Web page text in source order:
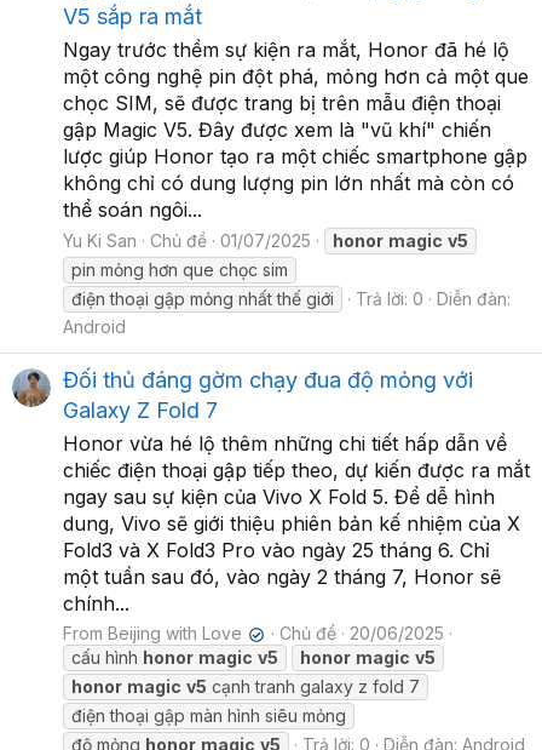
V5 sắp ra mắt
Ngay trước thềm sự kiện ra mắt, Honor đã hé lộ
một công nghệ pin đột phá, mỏng hơn cả một que
chọc SIM, sẽ được trang bị trên mẫu điện thoại
gập Magic V5. Đây được xem là "vũ khí" chiến
lược giúp Honor tạo ra một chiếc smartphone gập
không chỉ có dung lượng pin lớn nhất mà còn có
thể soán ngôi...
Yu Ki San Chủ đề 01/07/2025 honor magic v5
pin mỏng hơn que chọc sim
điện thoại gập mỏng nhất thế giới
Trả lời: 0
Diễn đàn:
Android
Đối thủ đáng gờm chạy đua độ mỏng với
Galaxy Z Fold 7
Honor vừa hé lộ thêm những chi tiết hấp dẫn về
chiếc điện thoại gập tiếp theo, dự kiến được ra mắt
ngay sau sự kiện của Vivo X Fold 5. Để dễ hình
dung, Vivo sẽ giới thiệu phiên bản kế nhiệm của X
Fold3 và X Fold3 Pro vào ngày 25 tháng 6. Chỉ
một tuần sau đó, vào ngày 2 tháng 7, Honor sẽ
chính...
From Beijing with Love ✔ Chủ đề
20/06/2025
cấu hình honor magic v5 honor magic v5
honor magic v5 cạnh tranh galaxy z fold 7
điện thoại gập màn hình siêu mỏng
độ mỏng honor magic v5 Trả lời: 0 Diễn đàn: Android